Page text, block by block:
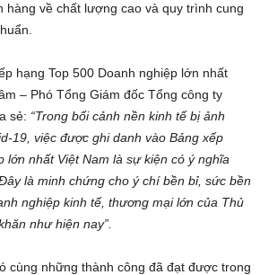
hàng về chất lượng cao và quy trình cung
hạng Top 500 Doanh nghiệp lớn nhất
– Phó Tổng Giám đốc Tổng công ty
sẻ: “Trong bối cảnh nền kinh tế bị ảnh
-19, việc được ghi danh vào Bảng xếp
lớn nhất Việt Nam là sự kiện có ý nghĩa
Đây là minh chứng cho ý chí bền bỉ, sức bền
nghiệp kinh tế, thương mại lớn của Thủ
như hiện nay”.
cùng những thành công đã đạt được trong